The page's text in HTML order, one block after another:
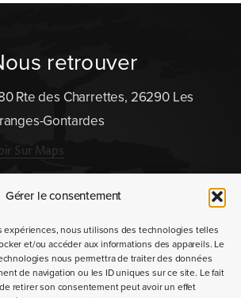
Gérer le consentement
expériences, nous utilisons des technologies telles
et/ou accéder aux informations des appareils. Le
nous permettra de traiter des données
de navigation ou les ID uniques sur ce site. Le fait
retirer son consentement peut avoir un effet
retrouver
Rte des Charrettes, 26290 Les
Gontardes
Sur Maps
Nous contacter